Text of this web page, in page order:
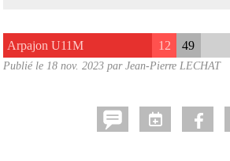
Arpajon U11M 12 49
Publié le 18 nov. 2023 par Jean-Pierre LECHAT